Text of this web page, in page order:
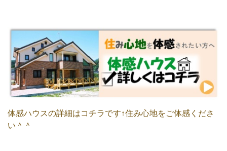
体感ハウスの詳細はコチラです↑住み心地をご体感くださ
い＾＾